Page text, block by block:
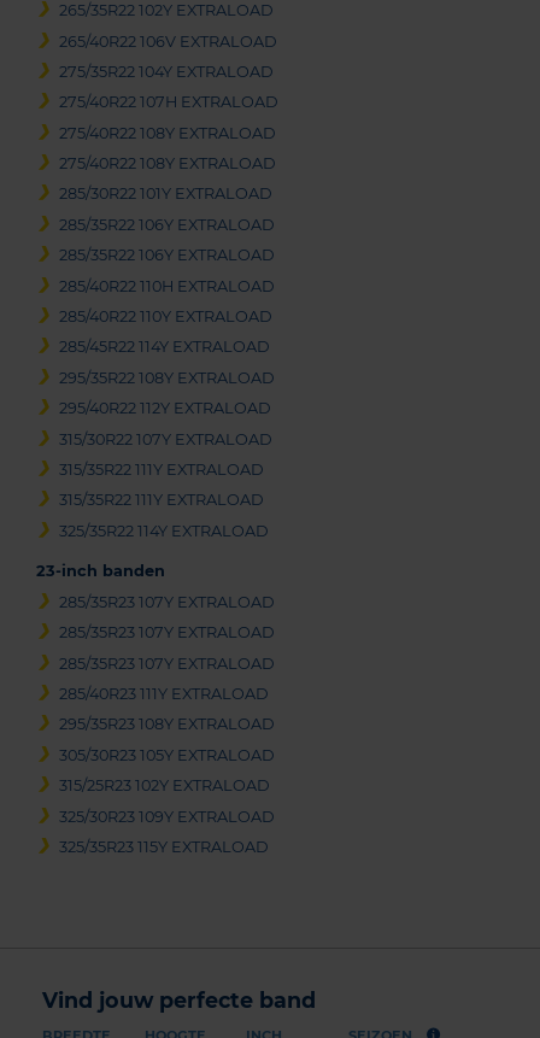
265/35R22 102Y EXTRALOAD
265/40R22 106V EXTRALOAD
275/35R22 104Y EXTRALOAD
275/40R22 107H EXTRALOAD
275/40R22 108Y EXTRALOAD
275/40R22 108Y EXTRALOAD
285/30R22 101Y EXTRALOAD
285/35R22 106Y EXTRALOAD
285/35R22 106Y EXTRALOAD
285/40R22 110H EXTRALOAD
285/40R22 110Y EXTRALOAD
285/45R22 114Y EXTRALOAD
295/35R22 108Y EXTRALOAD
295/40R22 112Y EXTRALOAD
315/30R22 107Y EXTRALOAD
315/35R22 111Y EXTRALOAD
315/35R22 111Y EXTRALOAD
325/35R22 114Y EXTRALOAD
23-inch banden
285/35R23 107Y EXTRALOAD
285/35R23 107Y EXTRALOAD
285/35R23 107Y EXTRALOAD
285/40R23 111Y EXTRALOAD
295/35R23 108Y EXTRALOAD
305/30R23 105Y EXTRALOAD
315/25R23 102Y EXTRALOAD
325/30R23 109Y EXTRALOAD
325/35R23 115Y EXTRALOAD
Vind jouw perfecte band